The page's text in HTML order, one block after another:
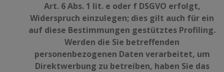
Art. 6 Abs. 1 lit. e oder f DSGVO erfolgt,
Widerspruch einzulegen; dies gilt auch für ein
auf diese Bestimmungen gestütztes Profiling.
Werden die Sie betreffenden
personenbezogenen Daten verarbeitet, um
Direktwerbung zu betreiben, haben Sie das